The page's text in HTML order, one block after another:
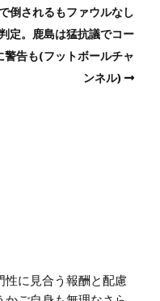
倒されるもファウルなし
定。鹿島は猛抗議でコー
警告も(フットボールチャ
ンネル)
に見合う報酬と配慮